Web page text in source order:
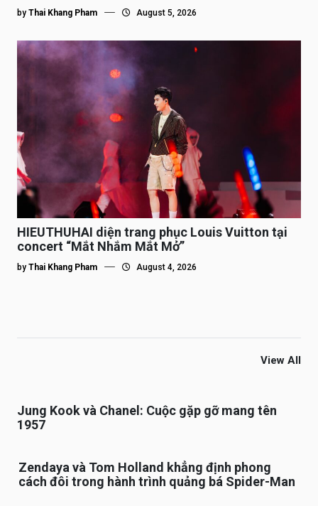
by Thai Khang Pham August 5, 2026
HIEUTHUHAI diện trang phục Louis Vuitton tại
concert “Mắt Nhắm Mắt Mở”
by Thai Khang Pham August 4, 2026
View All
Jung Kook và Chanel: Cuộc gặp gỡ mang tên
1957
Zendaya và Tom Holland khẳng định phong
cách đôi trong hành trình quảng bá Spider-Man